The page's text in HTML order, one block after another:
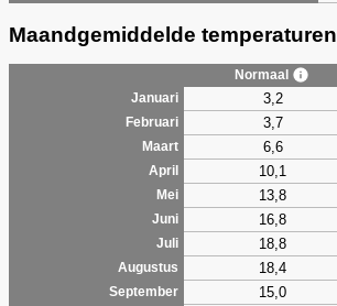
Maandgemiddelde temperaturen
Normaal
Januari
3,2
Februari 3,7
Maart 6,6
April 10,1
Mei 13,8
Juni 16,8
Juli
18,8
Augustus
18,4
September
15,0